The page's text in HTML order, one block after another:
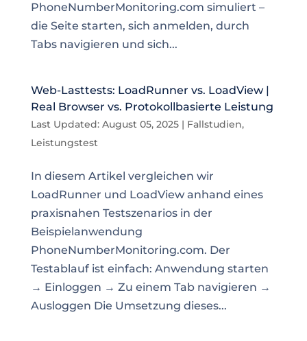
PhoneNumberMonitoring.com simuliert –
die Seite starten, sich anmelden, durch
Tabs navigieren und sich...
Web-Lasttests: LoadRunner vs. LoadView |
Real Browser vs. Protokollbasierte Leistung
Last Updated: August 05, 2025| Fallstudien,
Leistungstest
In diesem Artikel vergleichen wir
LoadRunner und LoadView anhand eines
praxisnahen Testszenarios in der
Beispielanwendung
PhoneNumberMonitoring.com. Der
Testablauf ist einfach: Anwendung starten
→ Einloggen → Zu einem Tab navigieren →
Ausloggen Die Umsetzung dieses...